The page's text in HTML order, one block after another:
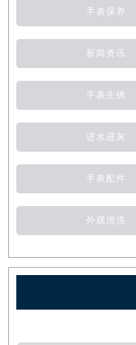
手表保养
新闻资讯
手表生锈
进水进灰
手表配件
外观清洗